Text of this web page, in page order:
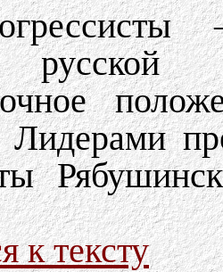
–
Лидерами
к тексту